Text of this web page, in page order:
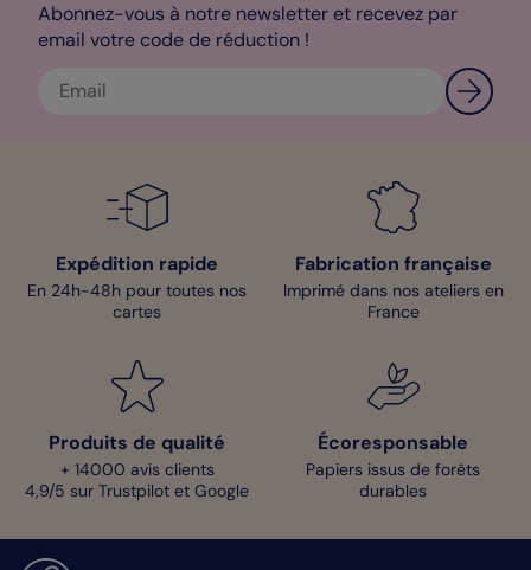
Abonnez-vous à notre newsletter et recevez par
email votre code de réduction !
Expédition rapide
En 24h-48h pour toutes nos
cartes
Fabrication française
Imprimé dans nos ateliers en
France
Produits de qualité
+ 14000 avis clients
4,9/5 sur Trustpilot et Google
Écoresponsable
Papiers issus de forêts
durables